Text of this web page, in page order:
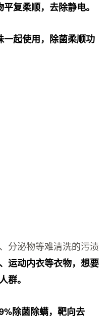
复柔顺，去除静电。
起使用，除菌柔顺功
分泌物等难清洗的污渍
运动内衣等衣物，想要
群。
除菌除螨，靶向去